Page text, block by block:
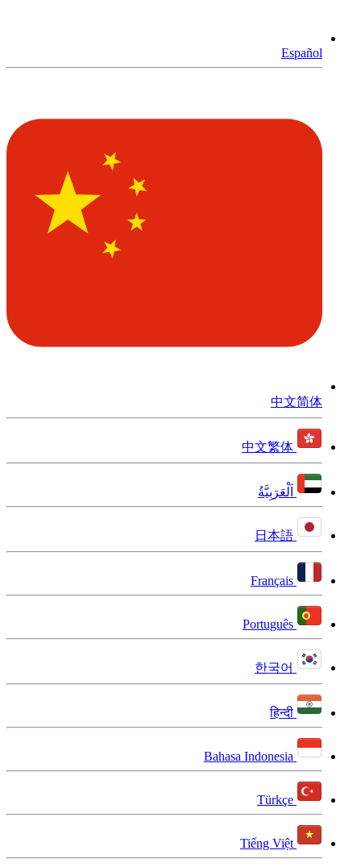
Español
中文简体
中文繁体
اَلْعَرَبِيَّةُ
日本語
Français
Português
한국어
हिन्दी
Bahasa Indonesia
Türkçe
Tiếng Việt